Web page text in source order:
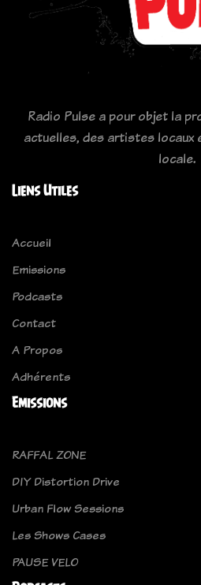
Radio Pulse a pour objet la
actuelles, des artistes locaux
locale.
Liens Utiles
Accueil
Emissions
Podcasts
Contact
A Propos
Adhérents
Emissions
RAFFAL ZONE
DIY Distortion Drive
Urban Flow Sessions
Les Shows Cases
PAUSE VELO